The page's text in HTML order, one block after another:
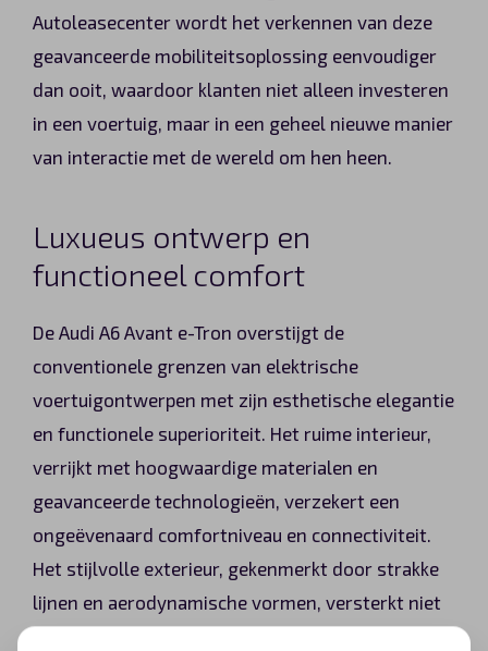
Autoleasecenter wordt het verkennen van deze
geavanceerde mobiliteitsoplossing eenvoudiger
dan ooit, waardoor klanten niet alleen investeren
in een voertuig, maar in een geheel nieuwe manier
van interactie met de wereld om hen heen.
Luxueus ontwerp en
functioneel comfort
De Audi A6 Avant e-Tron overstijgt de
conventionele grenzen van elektrische
voertuigontwerpen met zijn esthetische elegantie
en functionele superioriteit. Het ruime interieur,
verrijkt met hoogwaardige materialen en
geavanceerde technologieën, verzekert een
ongeëvenaard comfortniveau en connectiviteit.
Het stijlvolle exterieur, gekenmerkt door strakke
lijnen en aerodynamische vormen, versterkt niet